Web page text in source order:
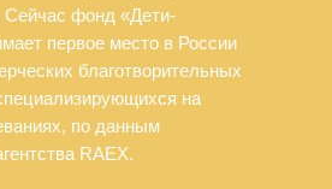
фонд «Дети-
первое место в России
благотворительных
на
по данным
RAEX.